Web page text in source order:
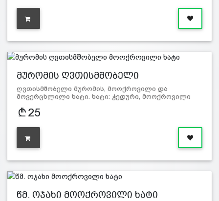
მურომის ღვთისმშობელი
ღვთისმშობელი მურომის, მოოქროვილი და
მოვერცხლილი ხატი. ხატი: ჭედური, მოოქროვილი
25
წმ. ოჯახი მოოქროვილი ხატი